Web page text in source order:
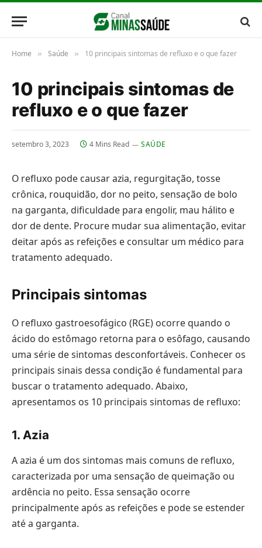
Home » Saúde » 10 principais sintomas de refluxo e o que fazer
10 principais sintomas de
refluxo e o que fazer
setembro 3, 2023 4 Mins Read SAÚDE
O refluxo pode causar azia, regurgitação, tosse
crônica, rouquidão, dor no peito, sensação de bolo
na garganta, dificuldade para engolir, mau hálito e
dor de dente. Procure mudar sua alimentação, evitar
deitar após as refeições e consultar um médico para
tratamento adequado.
Principais sintomas
O refluxo gastroesofágico (RGE) ocorre quando o
ácido do estômago retorna para o esôfago, causando
uma série de sintomas desconfortáveis. Conhecer os
principais sinais dessa condição é fundamental para
buscar o tratamento adequado. Abaixo,
apresentamos os 10 principais sintomas de refluxo:
1. Azia
A azia é um dos sintomas mais comuns de refluxo,
caracterizada por uma sensação de queimação ou
ardência no peito. Essa sensação ocorre
principalmente após as refeições e pode se estender
até a garganta.